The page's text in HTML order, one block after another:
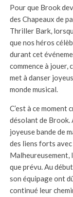
Pour que Brook
des Chapeaux de
Thriller Bark,
que nos héros
durant cet
commence à jouer,
met à danser
monde musical.
C’est à ce moment
désolant de Brook.
joyeuse bande de
des liens forts avec
Malheureusement,
que prévu. Au
son équipage ont
continué leur